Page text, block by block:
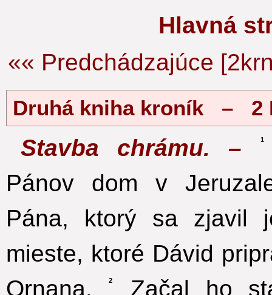
Hlavná
«« Predchádzajúce
Druhá kniha kroník – 2
Stavba chrámu. – 1
Pánov dom v
Pána, ktorý sa zjavil
mieste, ktoré Dávid
Ornana.
2
Začal ho